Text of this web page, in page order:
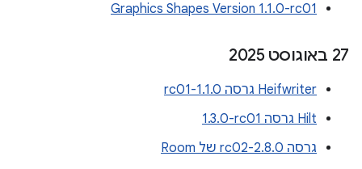
Graphics Shapes Version 1.1.0-rc01
‫27 באוגוסט 2025
Heifwriter גרסה 1.1.0-rc01
Hilt גרסה ‎1.3.0-rc01
גרסה 2.8.0-rc02 של Room